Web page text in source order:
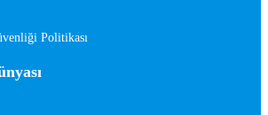
Politikası